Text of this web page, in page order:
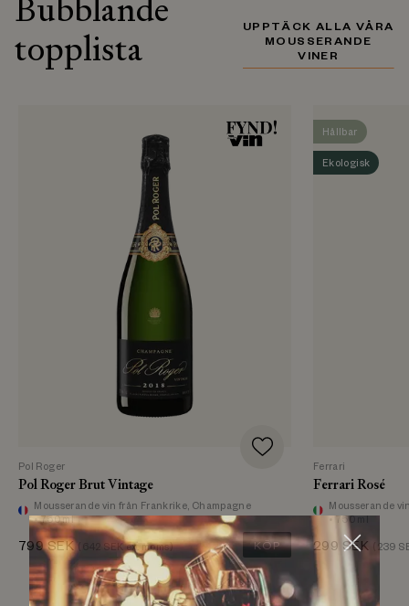
Bubblande
topplista
UPPTÄCK ALLA VÅRA
MOUSSERANDE
VINER
Pol Roger
Pol Roger Brut Vintage
Mousserande vin från Frankrike, Champagne
• 750 ml
799SEK 642 SEK ex. moms) KÖP
Hållbar
Ekologisk
Ferrari
Ferrari Rosé
Mousserande
• 750 ml
299 SEK 239